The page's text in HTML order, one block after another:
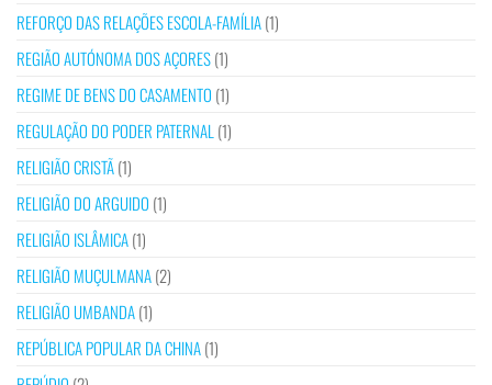
REFORÇO DAS RELAÇÕES ESCOLA-FAMÍLIA(1)
REGIÃO AUTÓNOMA DOS AÇORES(1)
REGIME DE BENS DO CASAMENTO (1)
REGULAÇÃO DO PODER PATERNAL (1)
RELIGIÃO CRISTÃ(1)
RELIGIÃO DO ARGUIDO (1)
RELIGIÃO ISLÂMICA(1)
RELIGIÃO MUÇULMANA(2)
RELIGIÃO UMBANDA(1)
REPÚBLICA POPULAR DA CHINA(1)